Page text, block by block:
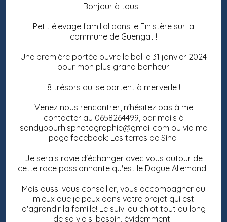
Bonjour à tous !
Petit élevage familial dans le Finistère sur la
commune de Guengat !
Une première portée ouvre le bal le 31 janvier 2024
pour mon plus grand bonheur.
8 trésors qui se portent à merveille !
Venez nous rencontrer, n'hésitez pas à me
contacter au 0658264499, par mails à
sandybourhisphotographie@gmail.com ou via ma
page facebook: Les terres de Sinaï
Je serais ravie d'échanger avec vous autour de
cette race passionnante qu'est le Dogue Allemand !
Mais aussi vous conseiller, vous accompagner du
mieux que je peux dans votre projet qui est
d'agrandir la famille! Le suivi du chiot tout au long
de sa vie si besoin, évidemment .